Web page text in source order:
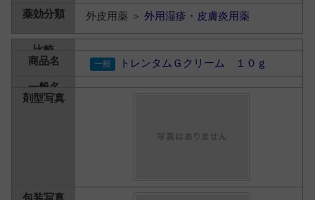
外皮用薬 ＞外用湿疹・皮膚炎用薬
トレンタムＧクリーム １０ｇ